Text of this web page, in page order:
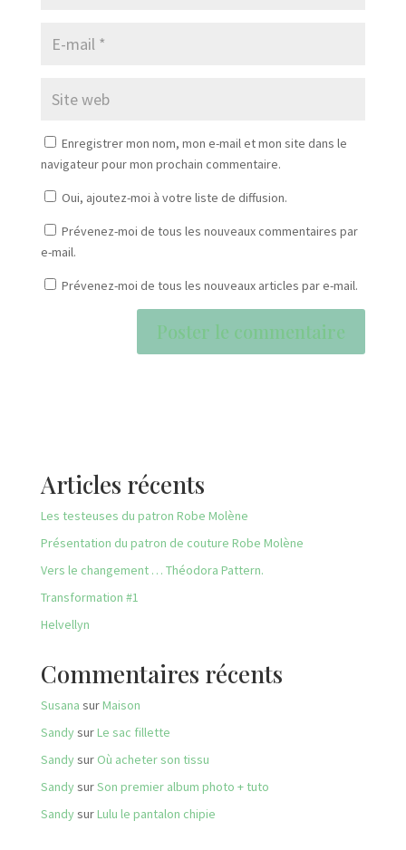
Enregistrer mon nom, mon e-mail et mon site dans le
navigateur pour mon prochain commentaire.
Oui, ajoutez-moi à votre liste de diffusion.
Prévenez-moi de tous les nouveaux commentaires par
e-mail.
Prévenez-moi de tous les nouveaux articles par e-mail.
Articles récents
Les testeuses du patron Robe Molène
Présentation du patron de couture Robe Molène
Vers le changement … Théodora Pattern.
Transformation #1
Helvellyn
Commentaires récents
Susana surMaison
SandysurLe sac fillette
Sandysur Où acheter son tissu
SandysurSon premier album photo + tuto
SandysurLulu le pantalon chipie